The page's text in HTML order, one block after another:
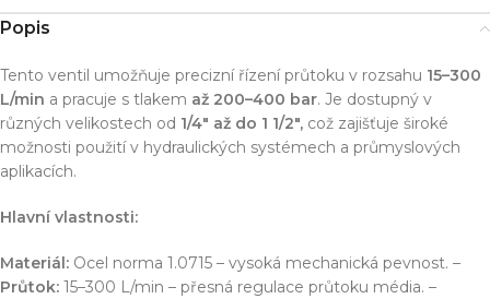
Popis
Tento ventil umožňuje precizní řízení průtoku v rozsahu 15–300
L/min a pracuje s tlakem až 200–400 bar. Je dostupný v
různých velikostech od 1/4″ až do 1 1/2″, což zajišťuje široké
možnosti použití v hydraulických systémech a průmyslových
aplikacích.
Hlavní vlastnosti:
Materiál: Ocel norma 1.0715 – vysoká mechanická pevnost. –
Průtok: 15–300 L/min – přesná regulace průtoku média. –